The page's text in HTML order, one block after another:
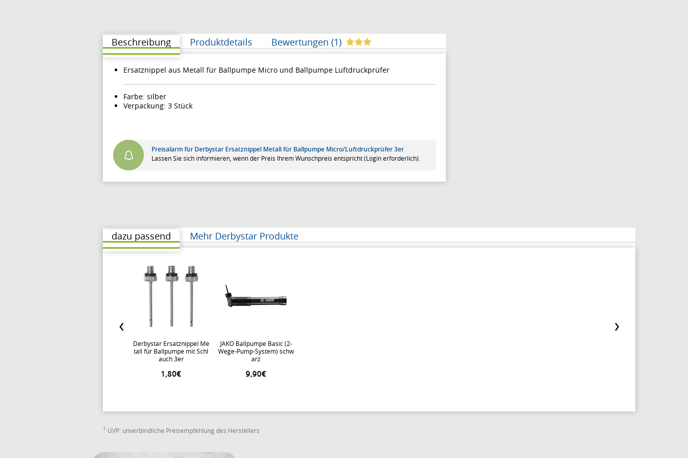
Beschreibung Produktdetails Bewertungen (1)
Ersatznippel aus Metall für Ballpumpe Micro und Ballpumpe Luftdruckprüfer
Farbe: silber
Verpackung: 3 Stück
Preisalarm für Derbystar Ersatznippel Metall für Ballpumpe Micro/Luftdruckprüfer 3er
Lassen Sie sich informieren, wenn der Preis Ihrem Wunschpreis entspricht (Login erforderlich).
dazu passend Mehr Derbystar Produkte
Derbystar Ersatznippel Me
tall für Ballpumpe mit Schl
auch 3er
1,80€
JAKO Ballpumpe Basic (2-
Wege-Pump-System) schw
arz
9,90€
1 UVP: unverbindliche Preisempfehlung des Herstellers